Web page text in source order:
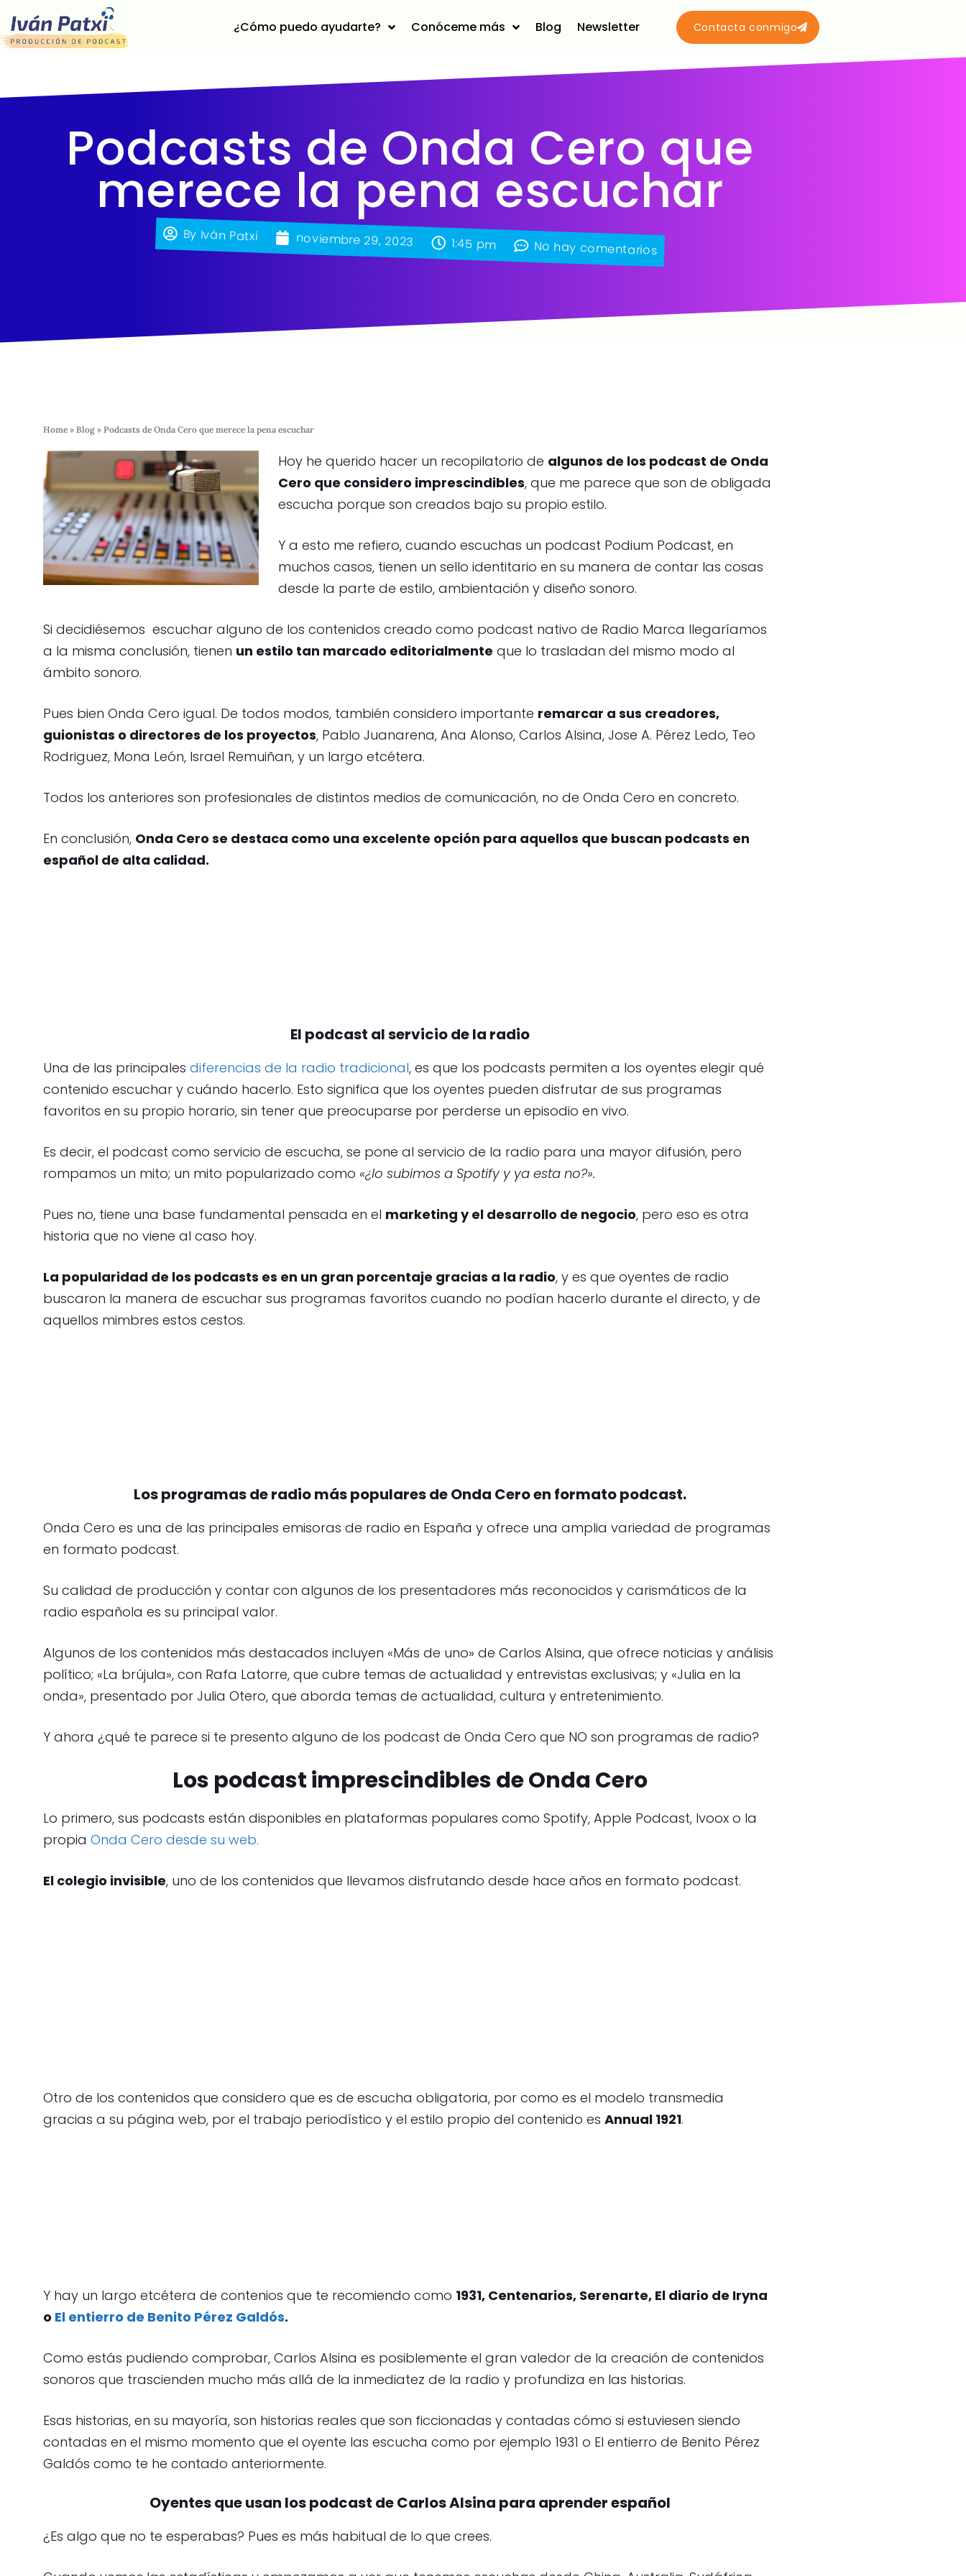
¿Cómo puedo ayudarte? Conóceme más Blog Newsletter Contacta conmigo
Podcasts de Onda Cero que
merece la pena escuchar
By Iván Patxi noviembre 29, 2023 1:45 pm No hay comentarios
Home » Blog » Podcasts de Onda Cero que merece la pena escuchar
Hoy he querido hacer un recopilatorio de algunos de los podcast de Onda
Cero que considero imprescindibles, que me parece que son de obligada
escucha porque son creados bajo su propio estilo.
Y a esto me refiero, cuando escuchas un podcast Podium Podcast, en
muchos casos, tienen un sello identitario en su manera de contar las cosas
desde la parte de estilo, ambientación y diseño sonoro.
Si decidiésemos escuchar alguno de los contenidos creado como podcast nativo de Radio Marca llegaríamos
a la misma conclusión, tienen un estilo tan marcado editorialmente que lo trasladan del mismo modo al
ámbito sonoro.
Pues bien Onda Cero igual. De todos modos, también considero importante remarcar a sus creadores,
guionistas o directores de los proyectos, Pablo Juanarena, Ana Alonso, Carlos Alsina, Jose A. Pérez Ledo, Teo
Rodriguez, Mona León, Israel Remuiñan, y un largo etcétera.
Todos los anteriores son profesionales de distintos medios de comunicación, no de Onda Cero en concreto.
En conclusión, Onda Cero se destaca como una excelente opción para aquellos que buscan podcasts en
español de alta calidad.
El podcast al servicio de la radio
Una de las principales diferencias de la radio tradicional, es que los podcasts permiten a los oyentes elegir qué
contenido escuchar y cuándo hacerlo. Esto significa que los oyentes pueden disfrutar de sus programas
favoritos en su propio horario, sin tener que preocuparse por perderse un episodio en vivo.
Es decir, el podcast como servicio de escucha, se pone al servicio de la radio para una mayor difusión, pero
rompamos un mito; un mito popularizado como «¿lo subimos a Spotify y ya esta no?».
Pues no, tiene una base fundamental pensada en el marketing y el desarrollo de negocio, pero eso es otra
historia que no viene al caso hoy.
La popularidad de los podcasts es en un gran porcentaje gracias a la radio, y es que oyentes de radio
buscaron la manera de escuchar sus programas favoritos cuando no podían hacerlo durante el directo, y de
aquellos mimbres estos cestos.
Los programas de radio más populares de Onda Cero en formato podcast.
Onda Cero es una de las principales emisoras de radio en España y ofrece una amplia variedad de programas
en formato podcast.
Su calidad de producción y contar con algunos de los presentadores más reconocidos y carismáticos de la
radio española es su principal valor.
Algunos de los contenidos más destacados incluyen «Más de uno» de Carlos Alsina, que ofrece noticias y análisis
político; «La brújula», con Rafa Latorre, que cubre temas de actualidad y entrevistas exclusivas; y «Julia en la
onda», presentado por Julia Otero, que aborda temas de actualidad, cultura y entretenimiento.
Y ahora ¿qué te parece si te presento alguno de los podcast de Onda Cero que NO son programas de radio?
Los podcast imprescindibles de Onda Cero
Lo primero, sus podcasts están disponibles en plataformas populares como Spotify, Apple Podcast, Ivoox o la
propia Onda Cero desde su web.
El colegio invisible, uno de los contenidos que llevamos disfrutando desde hace años en formato podcast.
Otro de los contenidos que considero que es de escucha obligatoria, por como es el modelo transmedia
gracias a su página web, por el trabajo periodístico y el estilo propio del contenido es Annual 1921.
Y hay un largo etcétera de contenios que te recomiendo como 1931, Centenarios, Serenarte, El diario de Iryna
o El entierro de Benito Pérez Galdós.
Como estás pudiendo comprobar, Carlos Alsina es posiblemente el gran valedor de la creación de contenidos
sonoros que trascienden mucho más allá de la inmediatez de la radio y profundiza en las historias.
Esas historias, en su mayoría, son historias reales que son ficcionadas y contadas cómo si estuviesen siendo
contadas en el mismo momento que el oyente las escucha como por ejemplo 1931 o El entierro de Benito Pérez
Galdós como te he contado anteriormente.
Oyentes que usan los podcast de Carlos Alsina para aprender español
¿Es algo que no te esperabas? Pues es más habitual de lo que crees.